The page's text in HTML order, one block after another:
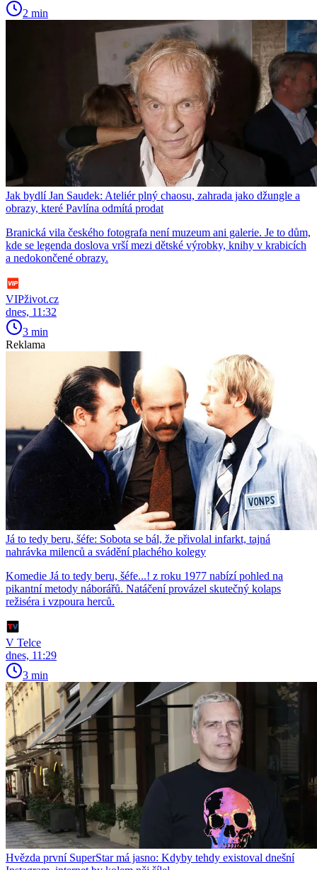
2 min
Jak bydlí Jan Saudek: Ateliér plný chaosu, zahrada jako džungle a
obrazy, které Pavlína odmítá prodat
Branická vila českého fotografa není muzeum ani galerie. Je to dům,
kde se legenda doslova vrší mezi dětské výrobky, knihy v krabicích
a nedokončené obrazy.
VIPživot.cz
dnes, 11:32
3 min
Reklama
Já to tedy beru, šéfe: Sobota se bál, že přivolal infarkt, tajná
nahrávka milenců a svádění plachého kolegy
Komedie Já to tedy beru, šéfe...! z roku 1977 nabízí pohled na
pikantní metody náborářů. Natáčení provázel skutečný kolaps
režiséra i vzpoura herců.
V Telce
dnes, 11:29
3 min
Hvězda první SuperStar má jasno: Kdyby tehdy existoval dnešní